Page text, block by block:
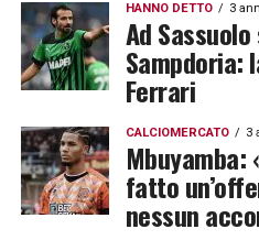
HANNO DETTO 3
Ad
Sampdoria:
Ferrari
CALCIOMERCATO 3
Mbuyamba:
fatto
nessun